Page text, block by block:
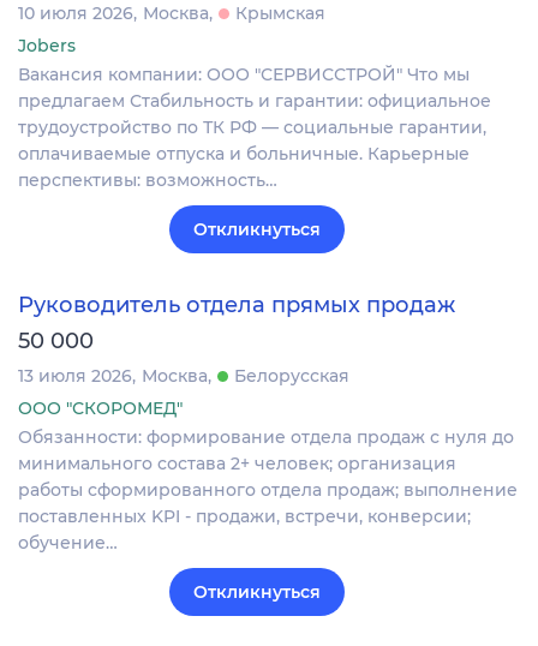
10 июля 2026 Москва
Крымская
Jobers
Вакансия компании: ООО "СЕРВИССТРОЙ" Что мы
предлагаем Стабильность и гарантии: официальное
трудоустройство по ТК РФ — социальные гарантии,
оплачиваемые отпуска и больничные. Карьерные
перспективы: возможность…
Откликнуться
Руководитель отдела прямых продаж
50 000
13 июля 2026 Москва
Белорусская
ООО "СКОРОМЕД"
Обязанности: формирование отдела продаж с нуля до
минимального состава 2+ человек; организация
работы сформированного отдела продаж; выполнение
поставленных KPI - продажи, встречи, конверсии;
обучение…
Откликнуться